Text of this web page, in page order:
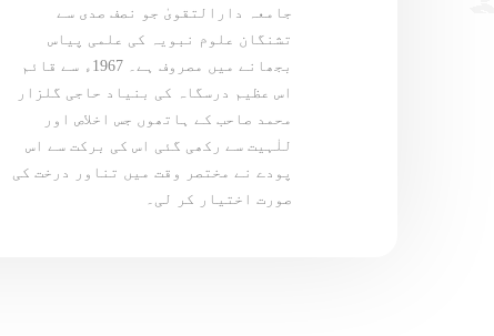
جامعہ دارالتقویٰ جو نصف صدی سے
تشنگان علوم نبویہ کی علمی پیاس
بجھانے میں مصروف ہے۔ 1967ء سے قائم
اس عظیم درسگاہ کی بنیاد حاجی گلزار
محمد صاحب کے ہاتھوں جس اخلاص اور
للٰہیت سے رکھی گئی اس کی برکت سے اس
پودے نے مختصر وقت میں تناور درخت کی
صورت اختیار کر لی۔